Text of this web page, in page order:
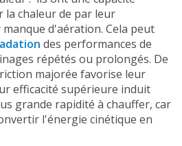
la chaleur de par leur
d'aération. Cela peut
des performances de
répétés ou prolongés. De
majorée favorise leur
efficacité supérieure induit
grande rapidité à chauffer, car
l'énergie cinétique en